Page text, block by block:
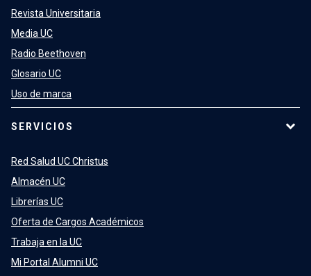
Revista Universitaria
Media UC
Radio Beethoven
Glosario UC
Uso de marca
SERVICIOS
Red Salud UC Christus
Almacén UC
Librerías UC
Oferta de Cargos Académicos
Trabaja en la UC
Mi Portal Alumni UC